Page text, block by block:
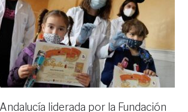
liderada por la Fundación